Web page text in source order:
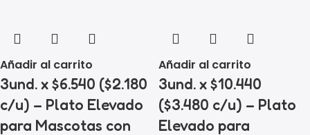
Añadir al carrito
3und. x $6.540 ($2.180
c/u) – Plato Elevado
para Mascotas con
Añadir al carrito
3und. x $10.440
($3.480 c/u) – Plato
Elevado para